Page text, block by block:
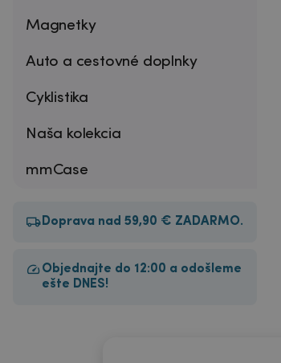
Magnetky
Auto a cestovné doplnky
Cyklistika
Naša kolekcia
mmCase
Doprava nad 59,90 € ZADARMO.
Objednajte do 12:00 a odošleme
ešte DNES!